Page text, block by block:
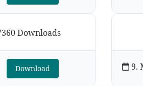
Downloads
Download 9.